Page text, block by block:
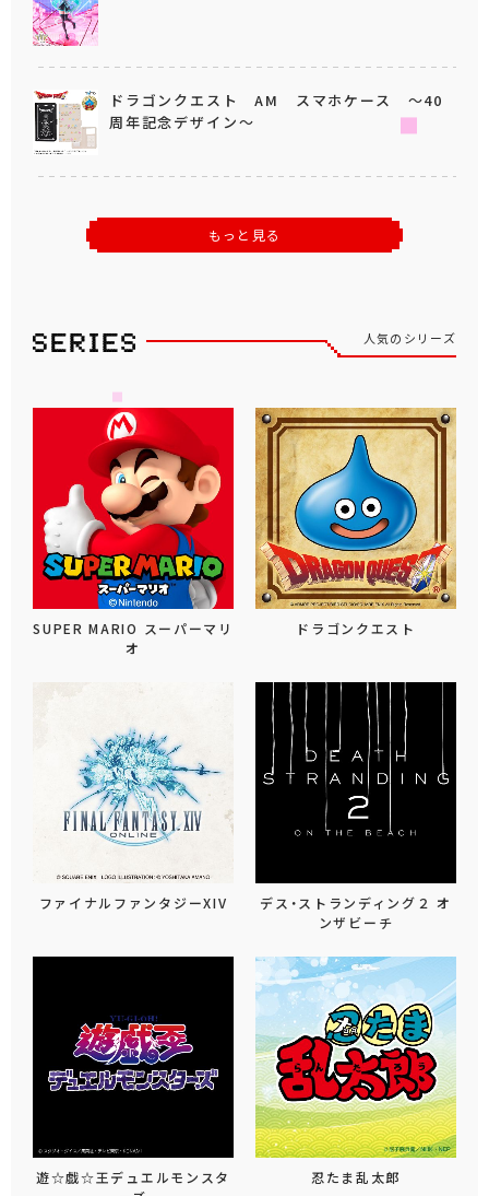
ドラゴンクエスト AM スマホケース ～40
周年記念デザイン～
もっと見る
人気のシリーズ
SUPER MARIO スーパーマリ
オ
ドラゴンクエスト
ファイナルファンタジーXIV
デス・ストランディング２ オ
ンザビーチ
遊☆戯☆王デュエルモンスタ
忍たま乱太郎